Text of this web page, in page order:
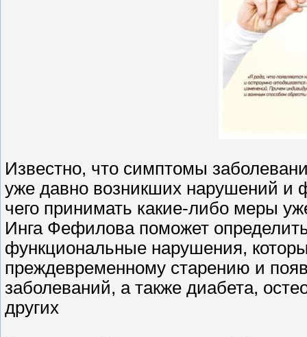
Известно, что симптомы
уже давно возникших нарушений и
чего принимать какие-либо меры
Инга Фефилова поможет
функциональные нарушения,
преждевременному старению и
заболеваний, а также диабета,
других